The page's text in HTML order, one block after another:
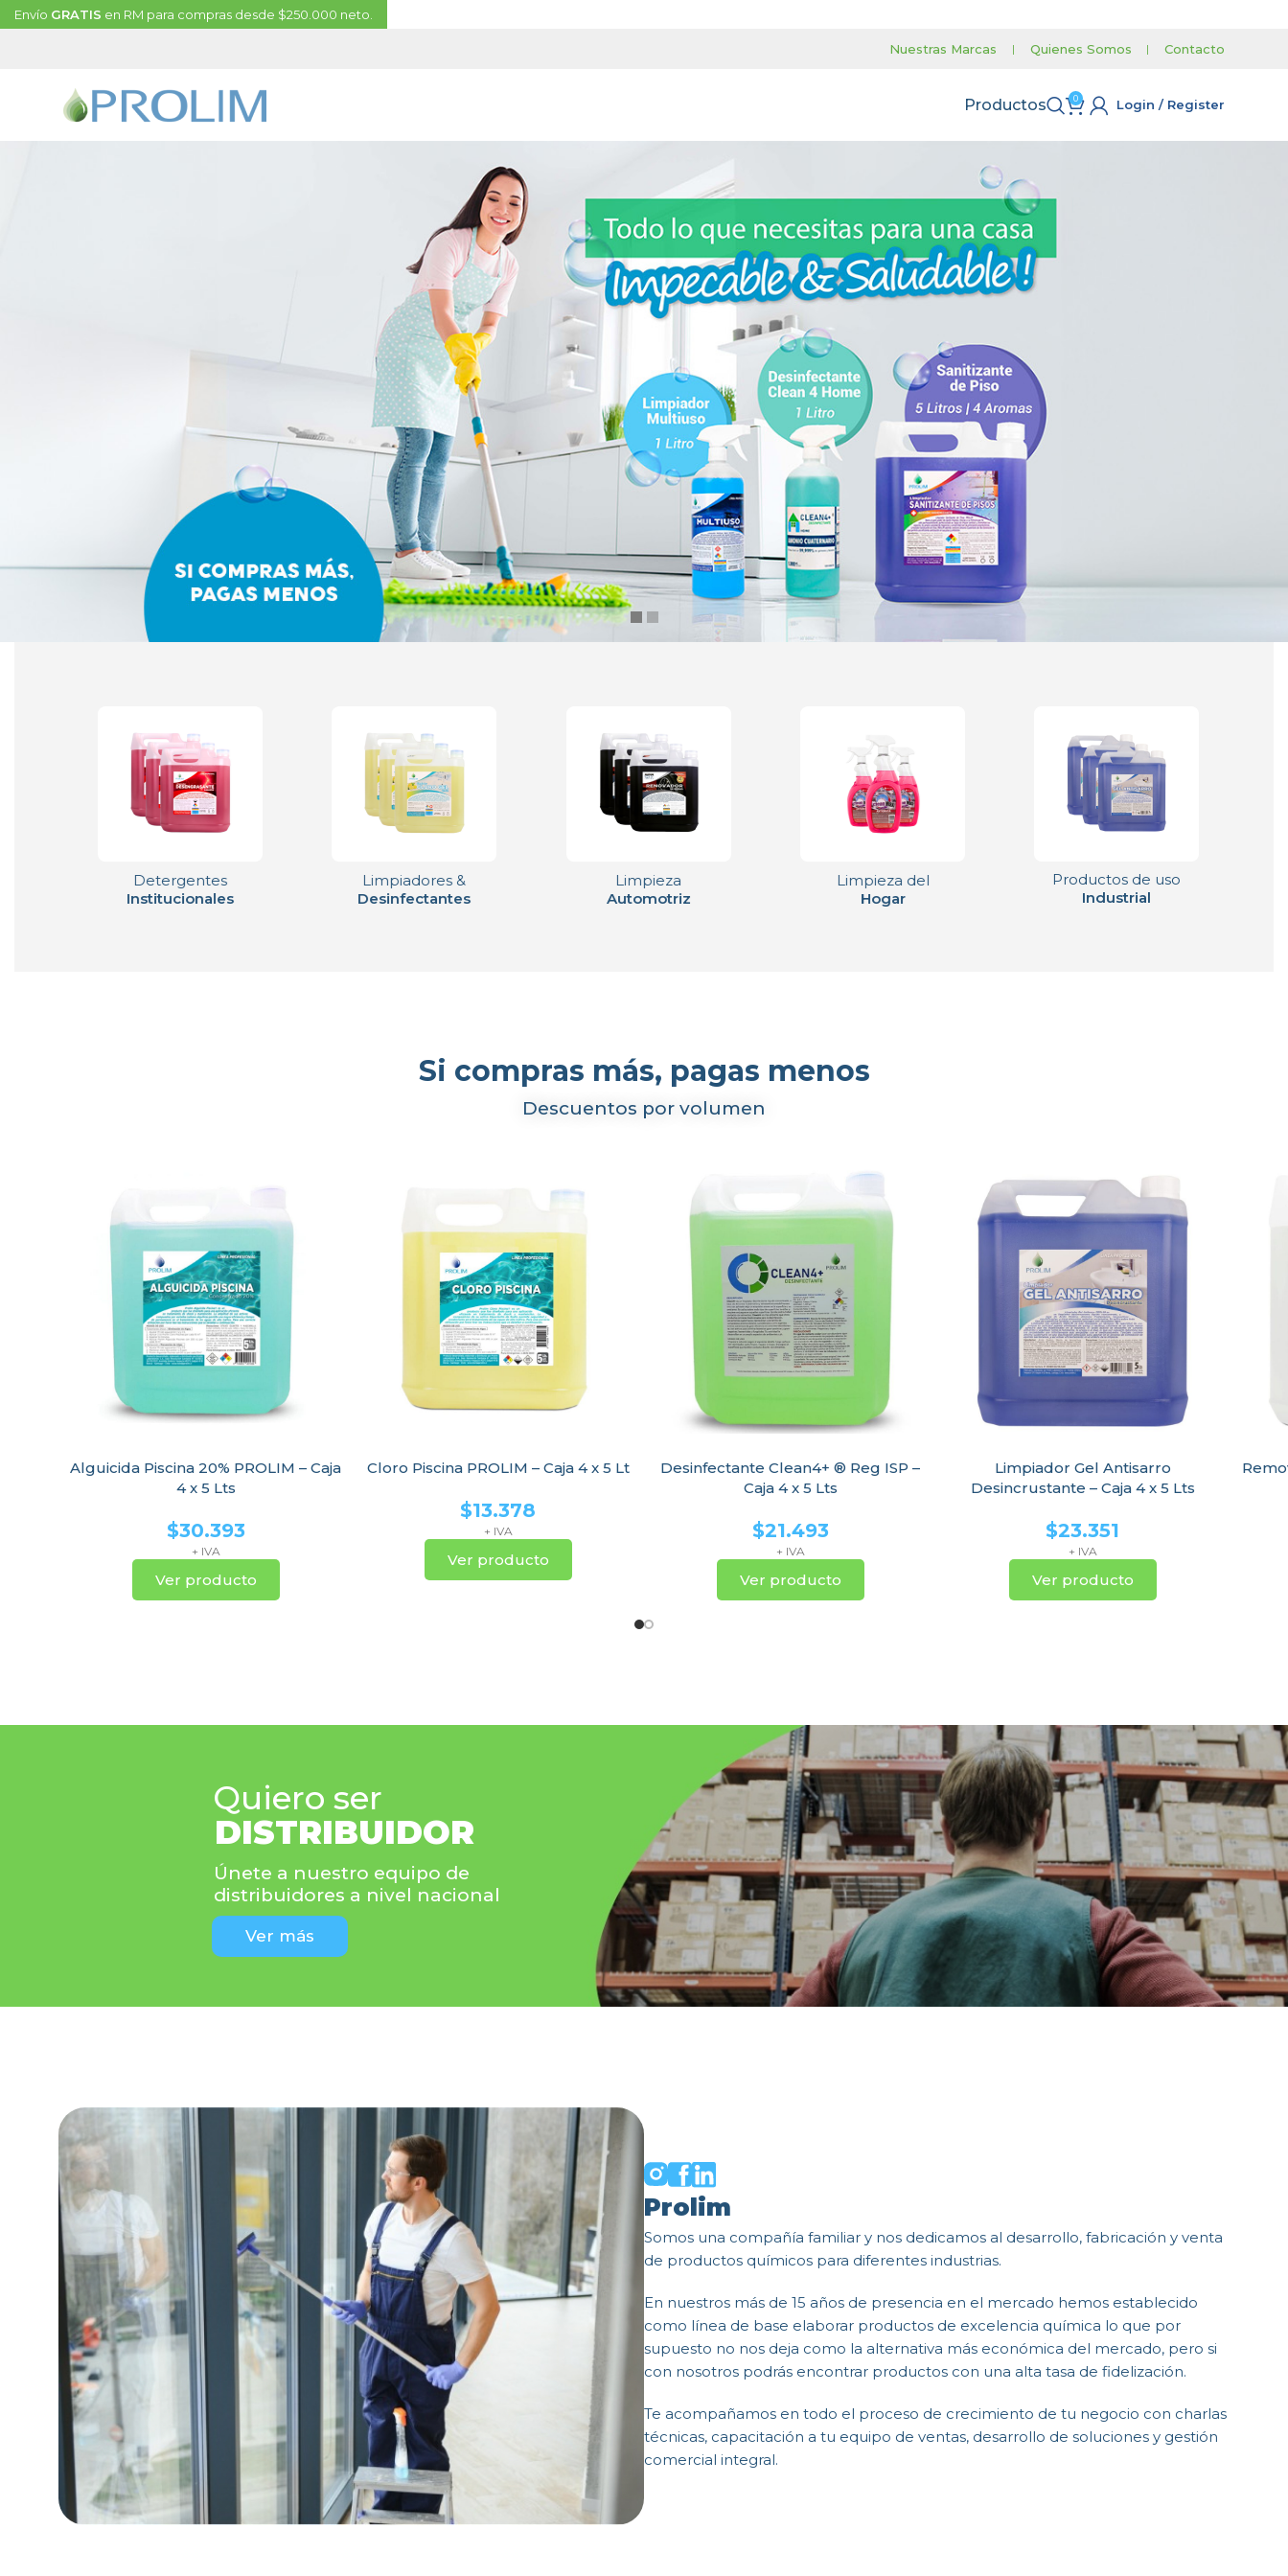
Nuestras Marcas | Quienes Somos | Contacto
Productos 0 Login / Register
Detergentes
Institucionales
Limpiadores &
Desinfectantes
Limpieza
Automotriz
Limpieza del
Hogar
Productos de uso
Industrial
Si compras más, pagas menos
Descuentos por volumen
Alguicida Piscina 20% PROLIM – Caja
4 x 5 Lts
$30.393
+ IVA
Ver producto
Cloro Piscina PROLIM – Caja 4 x 5 Lt
$13.378
+ IVA
Ver producto
Desinfectante Clean4+ ® Reg ISP –
Caja 4 x 5 Lts
$21.493
+ IVA
Ver producto
Limpiador Gel Antisarro
Desincrustante – Caja 4 x 5 Lts
$23.351
+ IVA
Ver producto
Quiero ser
DISTRIBUIDOR
Únete a nuestro equipo de
distribuidores a nivel nacional
Ver más
Prolim
Somos una compañía familiar y nos dedicamos al desarrollo, fabricación y venta
de productos químicos para diferentes industrias.
En nuestros más de 15 años de presencia en el mercado hemos establecido
como línea de base elaborar productos de excelencia química lo que por
supuesto no nos deja como la alternativa más económica del mercado, pero si
con nosotros podrás encontrar productos con una alta tasa de fidelización.
Te acompañamos en todo el proceso de crecimiento de tu negocio con charlas
técnicas, capacitación a tu equipo de ventas, desarrollo de soluciones y gestión
comercial integral.
Envío GRATIS en RM para compras desde $250.000 neto.